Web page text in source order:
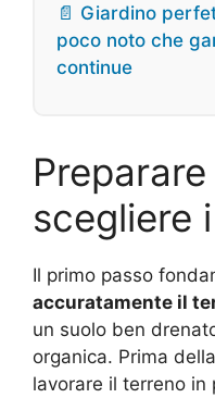
📄 Giardino
poco noto che
continue
scegliere
Il primo passo
accuratamente il
un suolo ben
organica. Prima
lavorare il terreno